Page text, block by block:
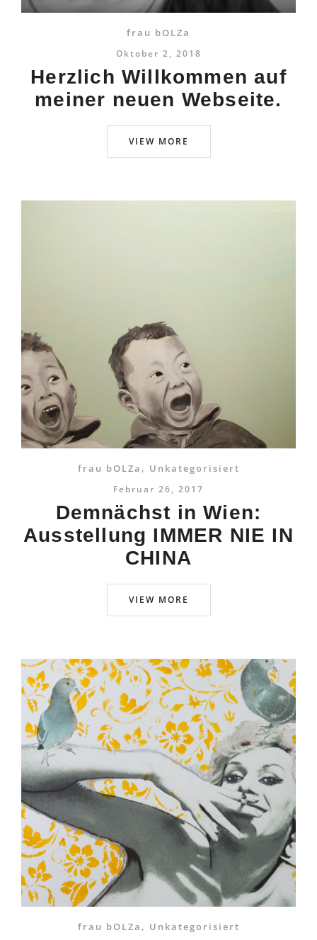
frau bOLZa
Oktober 2, 2018
Herzlich Willkommen auf
meiner neuen Webseite.
VIEW MORE
frau bOLZa , Unkategorisiert
Februar 26, 2017
Demnächst in Wien:
Ausstellung IMMER NIE IN
CHINA
VIEW MORE
frau bOLZa , Unkategorisiert